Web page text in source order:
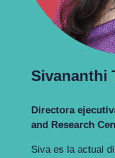
Sivananthi
Directora
and Research
Siva es la actual